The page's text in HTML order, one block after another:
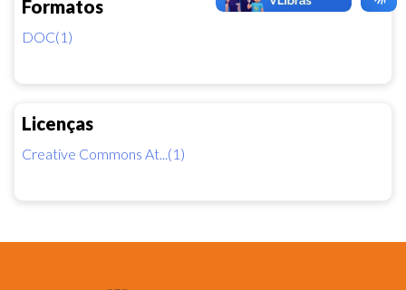
Formatos
DOC(1)
Licenças
Creative Commons At...(1)